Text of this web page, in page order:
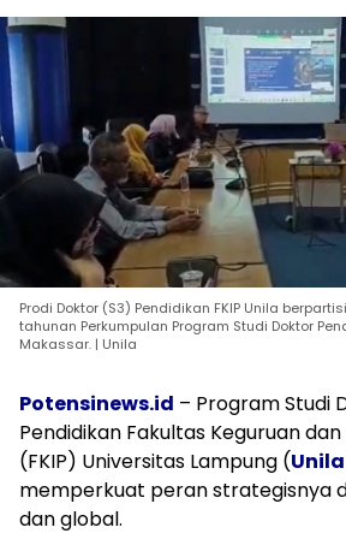
Prodi Doktor (S3) Pendidikan FKIP Unila
tahunan Perkumpulan Program Studi Doktor
Makassar. | Unila
Potensinews.id – Program Studi
Pendidikan Fakultas Keguruan
(FKIP) Universitas Lampung (Unila
memperkuat peran strategisnya
dan global.